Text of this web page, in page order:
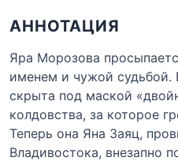
АННОТАЦИЯ
Яра Морозова
именем и чужой судьбой.
скрыта под маской
колдовства, за которое
Теперь она Яна Заяц,
Владивостока, внезапно